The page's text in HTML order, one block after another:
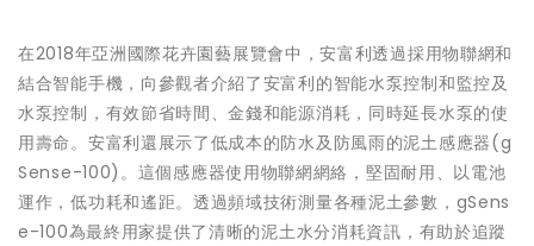
在2018年亞洲國際花卉園藝展覽會中，安富利透過採用物聯網和
結合智能手機，向參觀者介紹了安富利的智能水泵控制和監控及
水泵控制，有效節省時間、金錢和能源消耗，同時延長水泵的使
用壽命。安富利還展示了低成本的防水及防風雨的泥土感應器(g
Sense-100)。這個感應器使用物聯網網絡，堅固耐用、以電池
運作，低功耗和遙距。透過頻域技術測量各種泥土參數， gSens
e-100為最終用家提供了清晰的泥土水分消耗資訊，有助於追蹤